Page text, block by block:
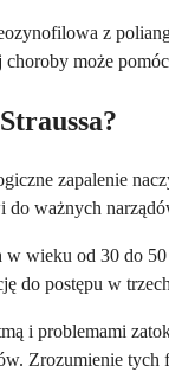
z
może
zapalenie
ważnych
w wieku od 30 do
do postępu w
i problemami
Zrozumienie